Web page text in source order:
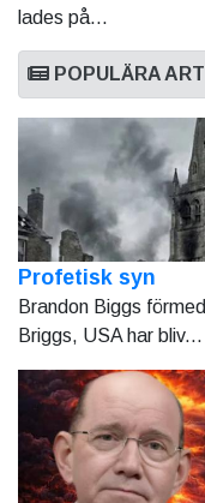
lades på...
POPULÄRA
Profetisk syn
Brandon Biggs
Briggs, USA har bliv...